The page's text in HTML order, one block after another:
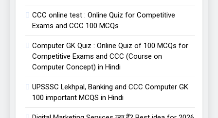
CCC online test : Online Quiz for Competitive
Exams and CCC 100 MCQs
Computer GK Quiz : Online Quiz of 100 MCQs for
Competitive Exams and CCC (Course on
Computer Concept) in Hindi
UPSSSC Lekhpal, Banking and CCC Computer GK
100 important MCQS in Hindi